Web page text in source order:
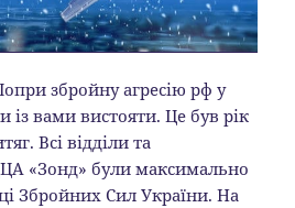
збройну агресію рф у
із вами вистояти. Це був рік
Всі відділи та
«Зонд» були максимально
Збройних Сил України. На